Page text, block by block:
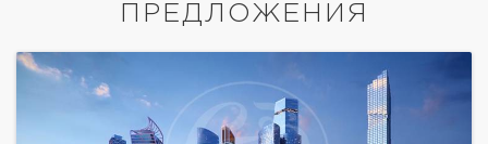
ПРЕДЛОЖЕНИЯ